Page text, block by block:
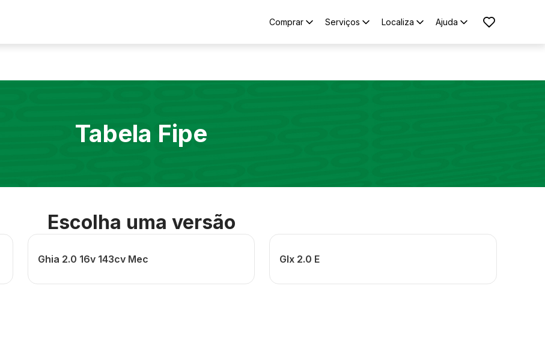
Comprar Serviços Localiza Ajuda
Tabela Fipe
Escolha uma versão
Ghia 2.0 16v 143cv Mec Glx 2.0 E